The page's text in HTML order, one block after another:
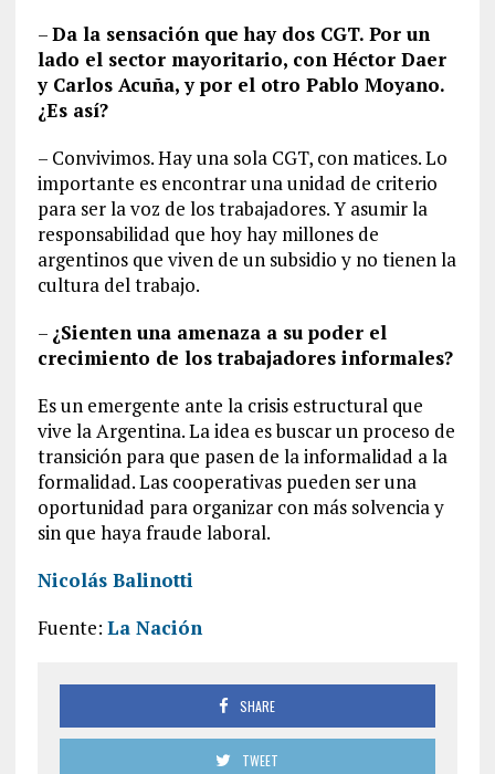
–Da la sensación que hay dos CGT. Por un
lado el sector mayoritario, con Héctor Daer
y Carlos Acuña, y por el otro Pablo Moyano.
¿Es así?
– Convivimos. Hay una sola CGT, con matices. Lo
importante es encontrar una unidad de criterio
para ser la voz de los trabajadores. Y asumir la
responsabilidad que hoy hay millones de
argentinos que viven de un subsidio y no tienen la
cultura del trabajo.
– ¿Sienten una amenaza a su poder el
crecimiento de los trabajadores informales?
Es un emergente ante la crisis estructural que
vive la Argentina. La idea es buscar un proceso de
transición para que pasen de la informalidad a la
formalidad. Las cooperativas pueden ser una
oportunidad para organizar con más solvencia y
sin que haya fraude laboral.
Nicolás Balinotti
Fuente: La Nación
SHARE
TWEET